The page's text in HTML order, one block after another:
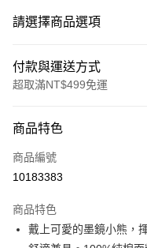
請選擇商品選項
付款與運送方式
超取滿NT$499免運
信用卡一次付款
超商取貨付款
Apple Pay
商品特色
商品編號
10183383
商品特色
戴上可愛的墨鏡小熊，